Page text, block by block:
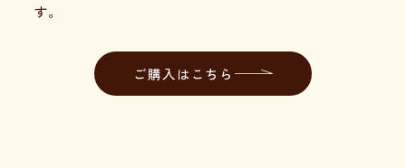
す。
ご購入はこちら